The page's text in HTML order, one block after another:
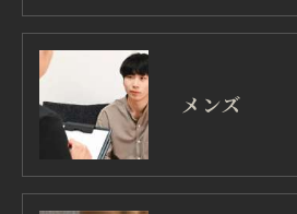
メンズ